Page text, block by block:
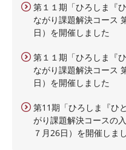
第１１期「ひろしま『
ながり課題解決コース
日）を開催しました
第１１期「ひろしま『
ながり課題解決コース
日）を開催しました
第11期「ひろしま『ひ
がり課題解決コースの
７月26日）を開催しま